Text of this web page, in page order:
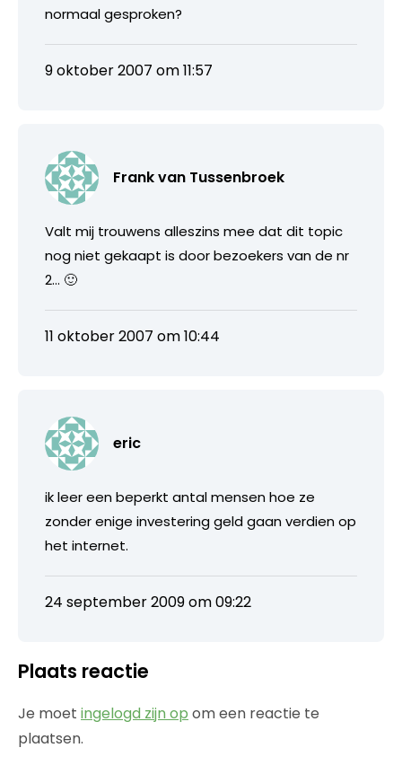
normaal gesproken?
9 oktober 2007 om 11:57
Frank van Tussenbroek
Valt mij trouwens alleszins mee dat dit topic
nog niet gekaapt is door bezoekers van de nr
2… 🙂
11 oktober 2007 om 10:44
eric
ik leer een beperkt antal mensen hoe ze
zonder enige investering geld gaan verdien op
het internet.
24 september 2009 om 09:22
Plaats reactie
Je moet ingelogd zijn op om een reactie te
plaatsen.